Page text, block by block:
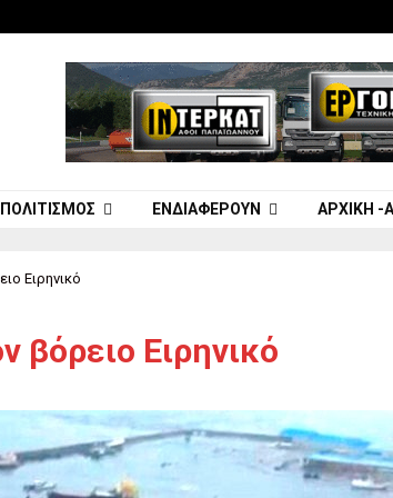
ΠΟΛΙΤΙΣΜΌΣ ΕΝΔΙΑΦΈΡΟΥΝ ΑΡΧΙΚΉ -
Ειρηνικό
βόρειο Ειρηνικό